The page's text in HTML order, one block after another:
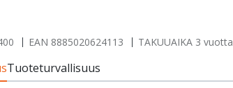
EAN 8885020624113 TAKUUAIKA 3 vuotta
Tuoteturvallisuus